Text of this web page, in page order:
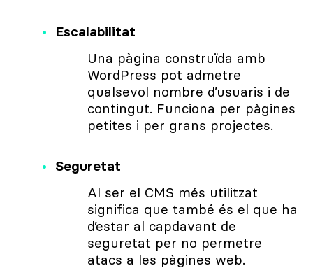
Escalabilitat
Una pàgina construïda amb
WordPress pot admetre
qualsevol nombre d’usuaris i de
contingut. Funciona per pàgines
petites i per grans projectes.
Seguretat
Al ser el CMS més utilitzat
significa que també és el que ha
d’estar al capdavant de
seguretat per no permetre
atacs a les pàgines web.